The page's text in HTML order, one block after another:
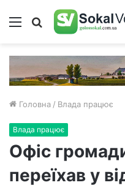
Меню Пошук
Головна / Влада працює
Влада працює
Офіс
переїхав у